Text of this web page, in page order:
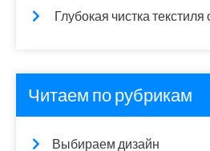
Глубокая чистка текстиля
Читаем по рубрикам
Выбираем дизайн